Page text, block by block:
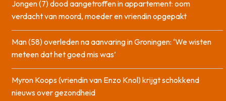
Jongen (7) dood aangetroffen in appartement: oom
verdacht van moord, moeder en vriendin opgepakt
Man (58) overleden na aanvaring in Groningen: ‘We wisten
meteen dat het goed mis was’
Myron Koops (vriendin van Enzo Knol) krijgt schokkend
nieuws over gezondheid